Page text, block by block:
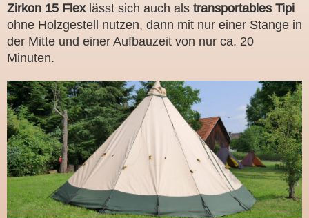
Zirkon 15 Flexlässt sich auch als transportables Tipi
ohne Holzgestell nutzen, dann mit nur einer Stange in
der Mitte und einer Aufbauzeit von nur ca. 20
Minuten.